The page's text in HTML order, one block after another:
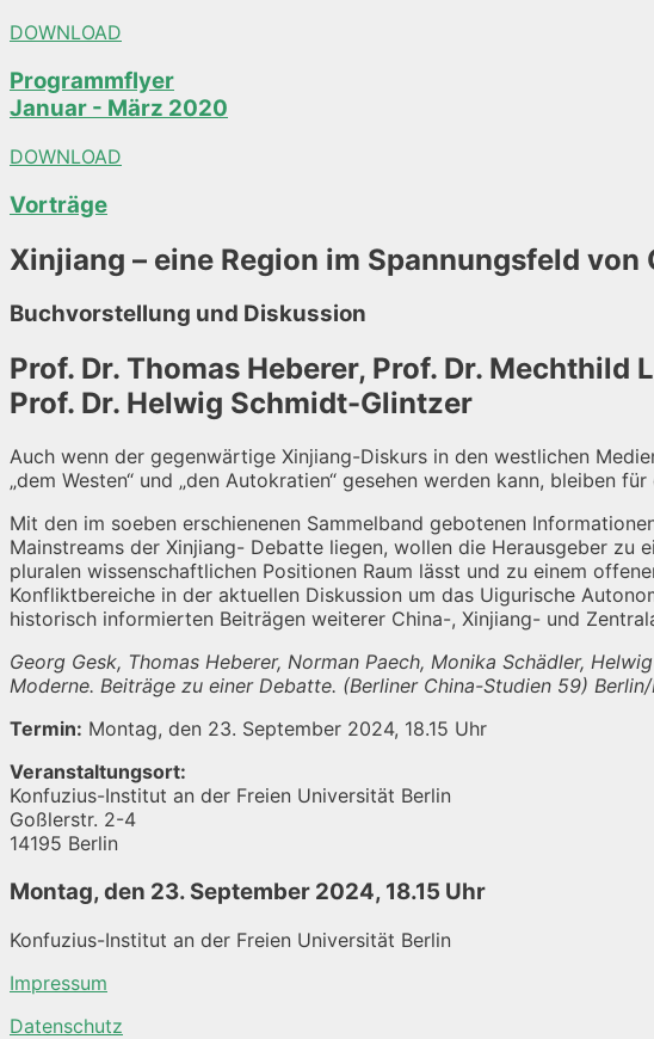
DOWNLOAD
Programmflyer
Januar - März 2020
DOWNLOAD
Vorträge
Xinjiang – eine Region im Spannungsfeld
Buchvorstellung und Diskussion
Prof. Dr. Thomas Heberer, Prof. Dr. Mechthild
Prof. Dr. Helwig Schmidt-Glintzer
Auch wenn der gegenwärtige Xinjiang-Diskurs in den westlichen
„dem Westen“ und „den Autokratien“ gesehen werden kann, bleiben
Mit den im soeben erschienenen Sammelband gebotenen
Mainstreams der Xinjiang- Debatte liegen, wollen die Herausgeber zu
pluralen wissenschaftlichen Positionen Raum lässt und zu einem
Konfliktbereiche in der aktuellen Diskussion um das Uigurische
historisch informierten Beiträgen weiterer China-, Xinjiang- und
Georg Gesk, Thomas Heberer, Norman Paech, Monika Schädler,
Moderne. Beiträge zu einer Debatte. (Berliner China-Studien 59)
Termin: Montag, den 23. September 2024, 18.15 Uhr
Veranstaltungsort:
Konfuzius-Institut an der Freien Universität Berlin
Goßlerstr. 2-4
14195 Berlin
Montag, den 23. September 2024, 18.15 Uhr
Konfuzius-Institut an der Freien Universität Berlin
Impressum
Datenschutz